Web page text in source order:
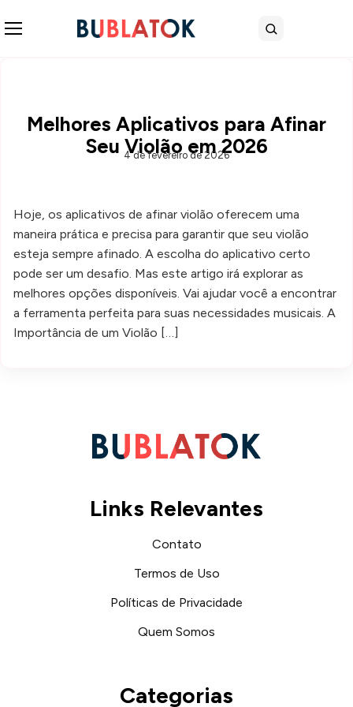
Buscar
Melhores Aplicativos para Afinar
Seu Violão em 2026
4 de fevereiro de 2026
Hoje, os aplicativos de afinar violão oferecem uma
maneira prática e precisa para garantir que seu violão
esteja sempre afinado. A escolha do aplicativo certo
pode ser um desafio. Mas este artigo irá explorar as
melhores opções disponíveis. Vai ajudar você a encontrar
a ferramenta perfeita para suas necessidades musicais. A
Importância de um Violão […]
Links Relevantes
Contato
Termos de Uso
Políticas de Privacidade
Quem Somos
Categorias